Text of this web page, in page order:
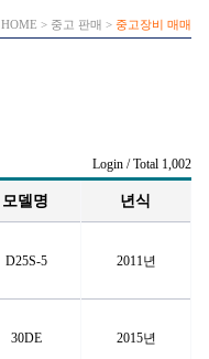
HOME > 중고 판매 > 중고장비 매매
Login / Total 1,002
모델명 년식
D25S-5 2011년
30DE 2015년